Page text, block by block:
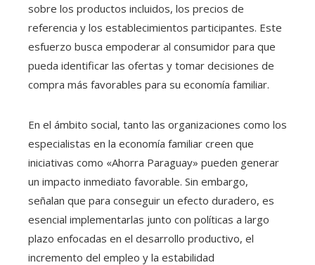
sobre los productos incluidos, los precios de
referencia y los establecimientos participantes. Este
esfuerzo busca empoderar al consumidor para que
pueda identificar las ofertas y tomar decisiones de
compra más favorables para su economía familiar.
En el ámbito social, tanto las organizaciones como los
especialistas en la economía familiar creen que
iniciativas como «Ahorra Paraguay» pueden generar
un impacto inmediato favorable. Sin embargo,
señalan que para conseguir un efecto duradero, es
esencial implementarlas junto con políticas a largo
plazo enfocadas en el desarrollo productivo, el
incremento del empleo y la estabilidad